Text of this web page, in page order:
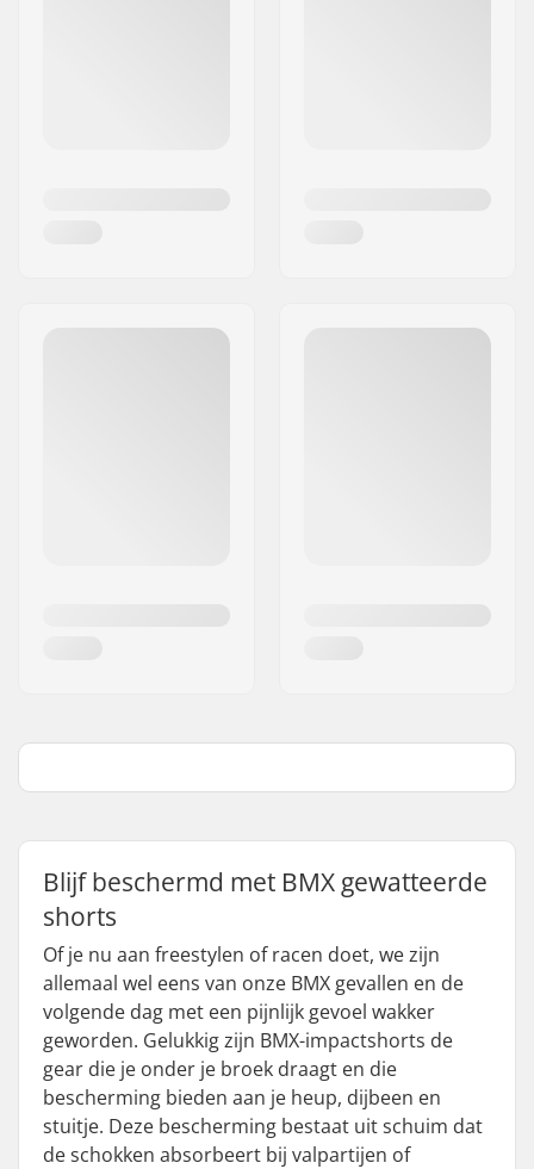
Blijf beschermd met BMX gewatteerde
shorts
Of je nu aan freestylen of racen doet, we zijn
allemaal wel eens van onze BMX gevallen en de
volgende dag met een pijnlijk gevoel wakker
geworden. Gelukkig zijn BMX-impactshorts de
gear die je onder je broek draagt en die
bescherming bieden aan je heup, dijbeen en
stuitje. Deze bescherming bestaat uit schuim dat
de schokken absorbeert bij valpartijen of